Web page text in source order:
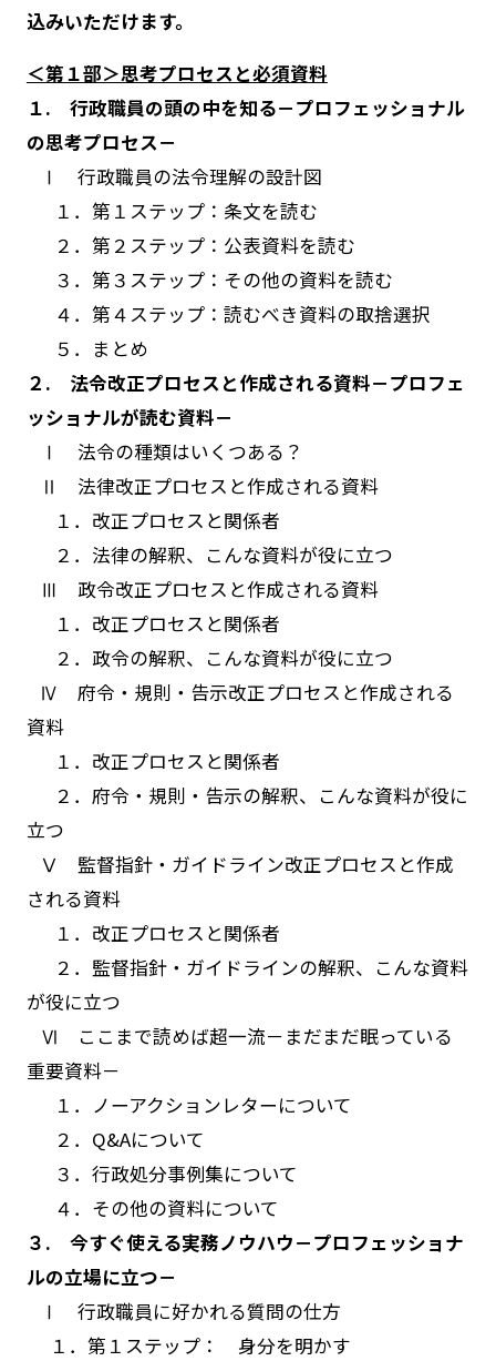
込みいただけます。
＜第１部＞思考プロセスと必須資料
１. 行政職員の頭の中を知る－プロフェッショナル
の思考プロセス－
Ⅰ 行政職員の法令理解の設計図
１．第１ステップ：条文を読む
２．第２ステップ：公表資料を読む
３．第３ステップ：その他の資料を読む
４．第４ステップ：読むべき資料の取捨選択
５．まとめ
２. 法令改正プロセスと作成される資料－プロフェ
ッショナルが読む資料－
Ⅰ 法令の種類はいくつある？
Ⅱ 法律改正プロセスと作成される資料
１．改正プロセスと関係者
２．法律の解釈、こんな資料が役に立つ
Ⅲ 政令改正プロセスと作成される資料
１．改正プロセスと関係者
２．政令の解釈、こんな資料が役に立つ
Ⅳ 府令・規則・告示改正プロセスと作成される
資料
１．改正プロセスと関係者
２．府令・規則・告示の解釈、こんな資料が役に
立つ
Ⅴ 監督指針・ガイドライン改正プロセスと作成
される資料
１．改正プロセスと関係者
２．監督指針・ガイドラインの解釈、こんな資料
が役に立つ
Ⅵ ここまで読めば超一流－まだまだ眠っている
重要資料－
１．ノーアクションレターについて
２． Q&Aについて
３．行政処分事例集について
４．その他の資料について
３. 今すぐ使える実務ノウハウ－プロフェッショナ
ルの立場に立つ－
Ⅰ 行政職員に好かれる質問の仕方
１．第１ステップ： 身分を明かす